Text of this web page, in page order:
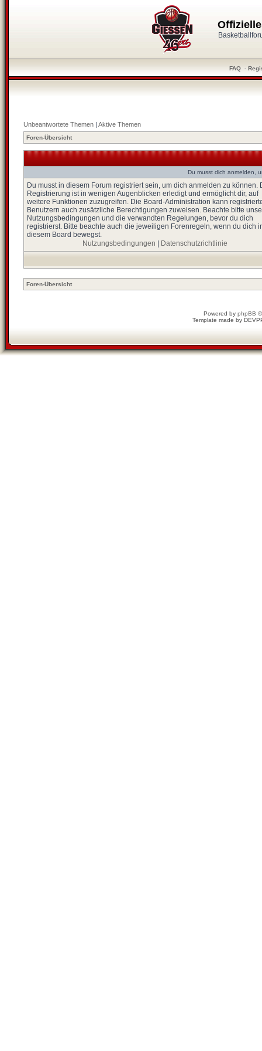
FAQ -
Unbeantwortete Themen | Aktive Themen
Foren-Übersicht
Du musst dich anmelden,
Du musst in diesem Forum registriert sein, um dich anmelden zu können.
Registrierung ist in wenigen Augenblicken erledigt und ermöglicht dir, auf
weitere Funktionen zuzugreifen. Die Board-Administration kann
Benutzern auch zusätzliche Berechtigungen zuweisen. Beachte bitte
Nutzungsbedingungen und die verwandten Regelungen, bevor du dich
registrierst. Bitte beachte auch die jeweiligen Forenregeln, wenn du dich
diesem Board bewegst.
Nutzungsbedingungen
Datenschutzrichtlinie
Foren-Übersicht
Powered by phpBB
Template made by